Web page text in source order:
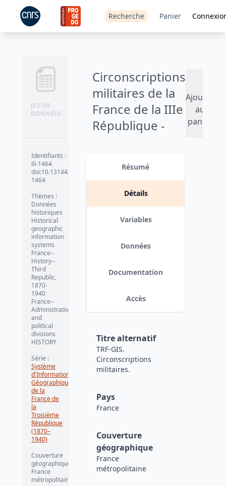
Recherche Panier
JEU DE
DONNÉES
Circonscriptions
militaires de la
France de la IIIe
République -
Ajouter
au
panier
Identifiants :
lil-1464
doi:10.13144/lil-
1464
Thèmes :
Données
historiques
Historical
geographic
information
systems
France--
History--
Third
Republic,
1870-
1940
France--
Administrative
and
political
divisions
HISTORY
Série :
Système
d'Information
Géographique
de la
France de
la
Troisième
République
(1870–
1940)
Couverture
géographique
France
métropolitaine
Résumé
Détails
Variables
Données
Documentation
Accès
Titre alternatif
TRF-GIS.
Circonscriptions
militaires.
Pays
France
Couverture
géographique
France
métropolitaine